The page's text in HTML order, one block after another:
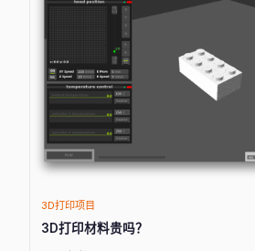
3D打印项目
3D打印材料贵吗？